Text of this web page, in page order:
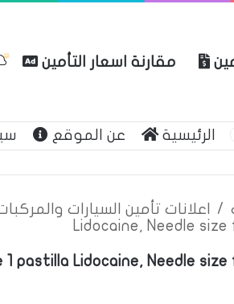
مقارنة اسعار التأمين
الرئيسية عن الموقع
/ اعلانات تأمين السيارات
Lidocaine, Needle
1 pastilla Lidocaine, Needle